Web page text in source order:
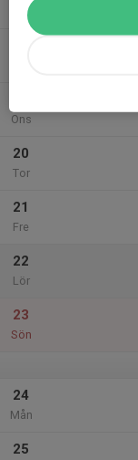
Mån
Ons
20
Tor
21
Fre
22
Lör
23
Sön
24
Mån
25